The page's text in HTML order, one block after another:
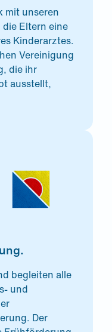
mit unseren
Eltern eine
Kinderarztes.
Vereinigung
die ihr
ausstellt,
begleiten alle
und
Der